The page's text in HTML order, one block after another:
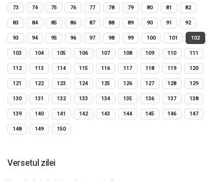
73 74 75 76 77 78 79 80 81 82
83 84 85 86 87 88 89 90 91 92
93 94 95 96 97 98 99 100 101 102
103 104 105 106 107 108 109 110 111
112 113 114 115 116 117 118 119 120
121 122 123 124 125 126 127 128 129
130 131 132 133 134 135 136 137 138
139 140 141 142 143 144 145 146 147
148 149 150
Versetul zilei